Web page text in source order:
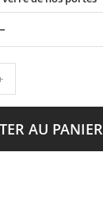
AU PANIER